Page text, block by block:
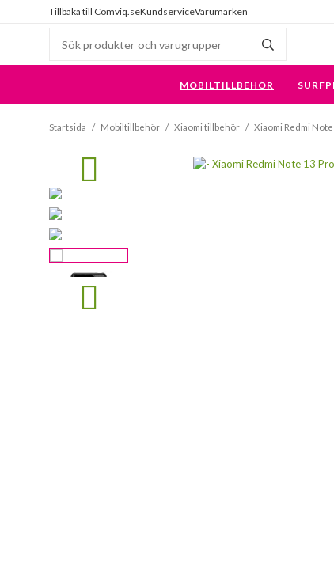
Tillbaka till Comviq.seKundserviceVarumärken
MOBILTILLBEHÖR
Startsida / Mobiltillbehör / Xiaomi tillbehör / Xiaomi Redmi